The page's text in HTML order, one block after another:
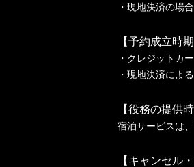
・現地決済の場
【予約成立時期
・クレジットカ
・現地決済によ
【役務の提供時
宿泊サービスは
【キャンセル